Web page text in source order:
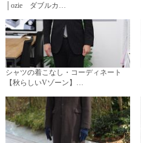
│ozie ダブルカ…
シャツの着こなし・コーディネート
【秋らしいVゾーン】…